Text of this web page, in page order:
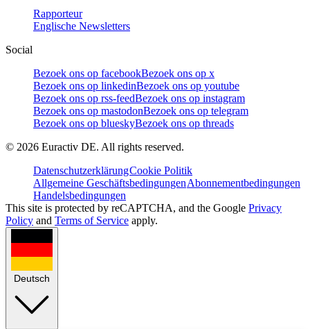
Rapporteur
Englische Newsletters
Social
Bezoek ons op facebookBezoek ons op x
Bezoek ons op linkedinBezoek ons op youtube
Bezoek ons op rss-feedBezoek ons op instagram
Bezoek ons op mastodonBezoek ons op telegram
Bezoek ons op blueskyBezoek ons op threads
© 2026 Euractiv DE. All rights reserved.
DatenschutzerklärungCookie Politik
Allgemeine GeschäftsbedingungenAbonnementbedingungen
Handelsbedingungen
This site is protected by reCAPTCHA, and the Google Privacy
Policy and Terms of Service apply.
Deutsch